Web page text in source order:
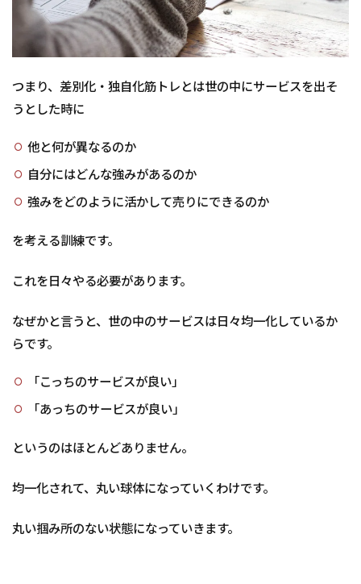
つまり、差別化・独自化筋トレとは世の中にサービスを出そ
うとした時に
他と何が異なるのか
自分にはどんな強みがあるのか
強みをどのように活かして売りにできるのか
を考える訓練です。
これを日々やる必要があります。
なぜかと言うと、世の中のサービスは日々均一化しているか
らです。
「こっちのサービスが良い」
「あっちのサービスが良い」
というのはほとんどありません。
均一化されて、丸い球体になっていくわけです。
丸い掴み所のない状態になっていきます。